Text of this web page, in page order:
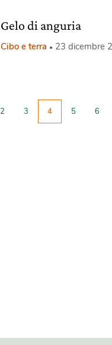
Gelo di anguria
Cibo e terra 23 dicembre
2 3 4 5 6